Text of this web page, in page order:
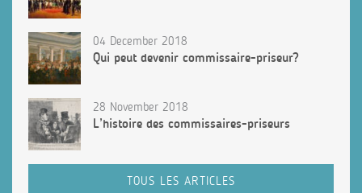
04 December 2018
Qui peut devenir commissaire-priseur?
28 November 2018
L’histoire des commissaires-priseurs
TOUS LES ARTICLES